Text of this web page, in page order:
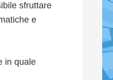
sfruttare
e
in quale